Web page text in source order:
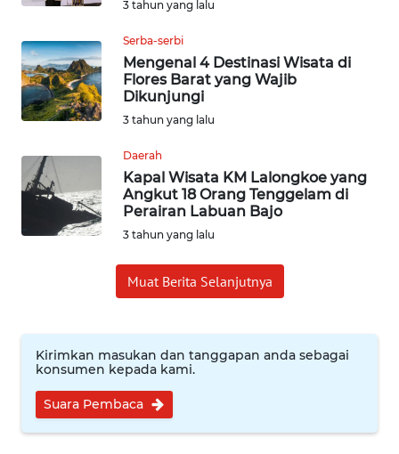
3 tahun yang lalu
Serba-serbi
Mengenal 4 Destinasi Wisata di
Flores Barat yang Wajib
Dikunjungi
3 tahun yang lalu
Daerah
Kapal Wisata KM Lalongkoe yang
Angkut 18 Orang Tenggelam di
Perairan Labuan Bajo
3 tahun yang lalu
Muat Berita Selanjutnya
Kirimkan masukan dan tanggapan anda sebagai
konsumen kepada kami.
Suara Pembaca
WN
WN
CIREBON
INDRAMAYU
WN
KUNINGAN
WN
SUBANG
WN
SUKABUMI